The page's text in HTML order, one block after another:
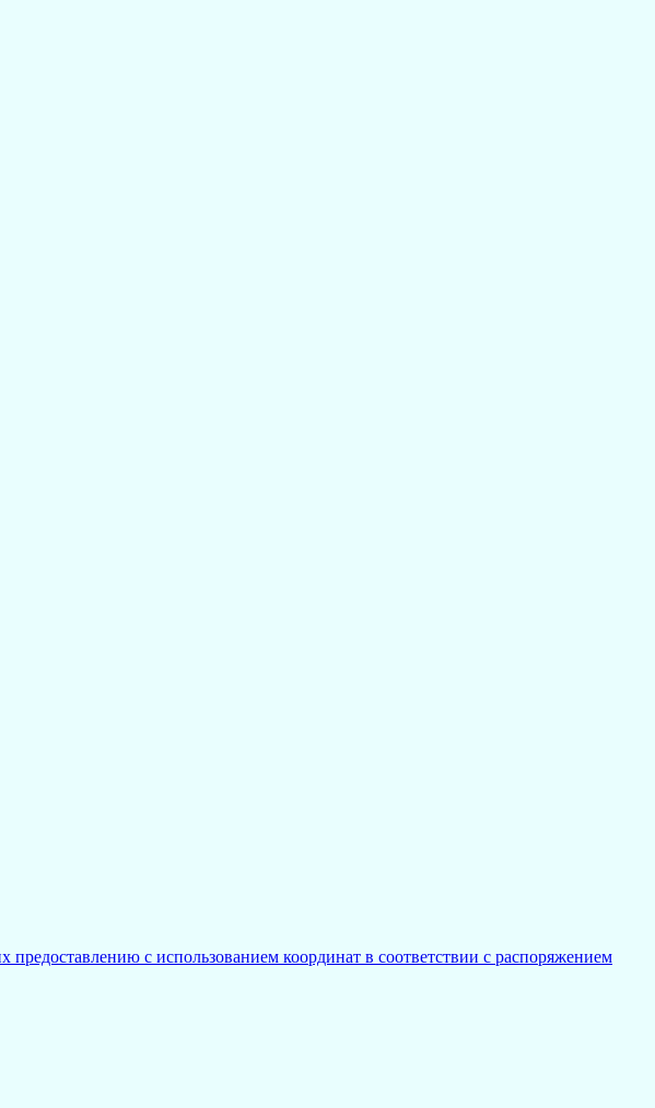
с использованием координат в соответствии с распоряжением